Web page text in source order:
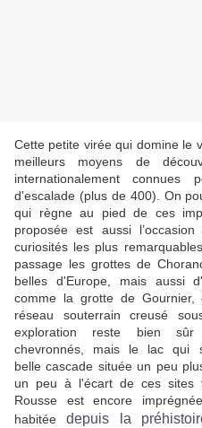
Cette petite virée qui domine le
meilleurs moyens de
internationalement connues
d'escalade (plus de 400). On
qui règne au pied de ces
proposée est aussi
curiosités les plus
passage les grottes de
belles d'Europe, mais aussi
comme la grotte de Gournier,
réseau souterrain creusé
exploration reste bien sûr
chevronnés, mais le lac qui
belle cascade située un peu
un peu à l'écart de ces sites
Rousse est encore
habitée depuis la